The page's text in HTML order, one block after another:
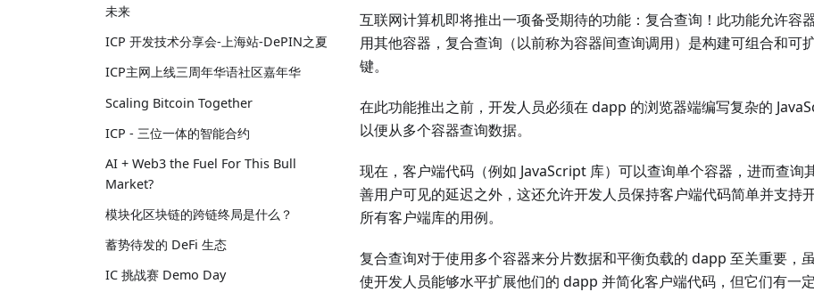
未来
ICP 开发技术分享会-上海站-DePIN之夏
ICP主网上线三周年华语社区嘉年华
Scaling Bitcoin Together
ICP - 三位一体的智能合约
AI + Web3 the Fuel For This Bull
Market?
模块化区块链的跨链终局是什么？
蓄势待发的 DeFi 生态
IC 挑战赛 Demo Day
互联网计算机即将推出一项备受期待的功能：复合查询！此功能允许容
用其他容器，复合查询（以前称为容器间查询调用）是构建可组合和可
键。
在此功能推出之前，开发人员必须在 dapp 的浏览器端编写复杂的
以便从多个容器查询数据。
现在，客户端代码（例如 JavaScript 库）可以查询单个容器，进而查询
善用户可见的延迟之外，这还允许开发人员保持客户端代码简单并支持
所有客户端库的用例。
复合查询对于使用多个容器来分片数据和平衡负载的 dapp 至关重要，
使开发人员能够水平扩展他们的 dapp 并简化客户端代码，但它们有一定